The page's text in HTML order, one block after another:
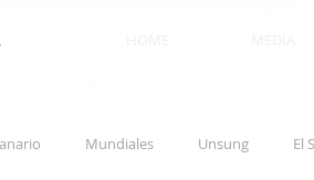
Mundiales Unsung El